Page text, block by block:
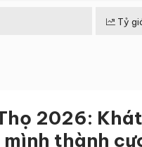
Tỷ
2026:
mình thành